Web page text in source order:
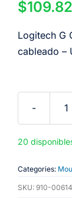
$
Logitech G
cableado –
20
Categories:
SKU: 910-